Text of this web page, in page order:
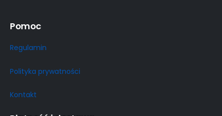
Pomoc
Regulamin
Polityka prywatności
Kontakt